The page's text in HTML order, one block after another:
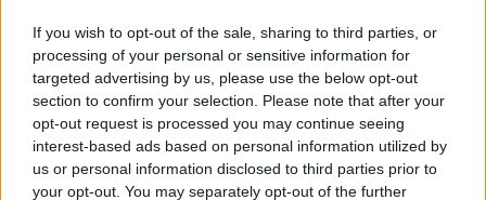
If you wish to opt-out of the sale, sharing to third parties, or
processing of your personal or sensitive information for
targeted advertising by us, please use the below opt-out
section to confirm your selection. Please note that after your
opt-out request is processed you may continue seeing
interest-based ads based on personal information utilized by
us or personal information disclosed to third parties prior to
your opt-out. You may separately opt-out of the further
σινα σπίτια/Τα χαρού µενα πρόσωπα./
Ερχοµαι µε τ’ ασβέστια στα ρού χα µου/Μυρί
ζω φρέσκο µάρµαρο/Γίνοµαι χτίστης».
Συναντούσαµε τον Μισέλ, όπως µε τη
δέουσα σεβαστική τρυφερότητα τον